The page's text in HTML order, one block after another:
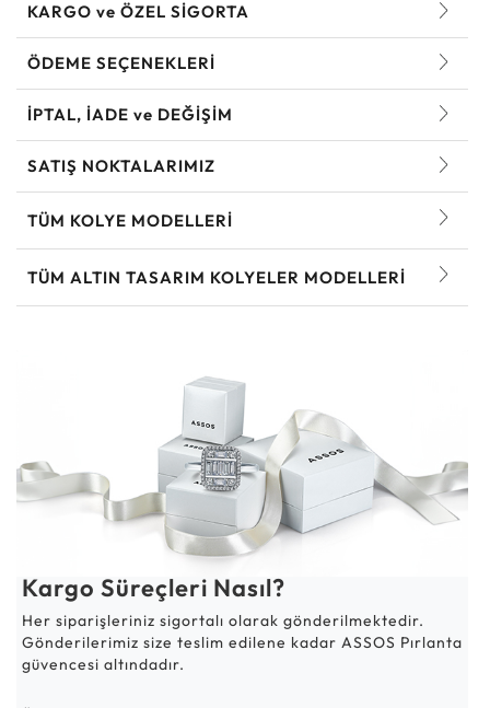
KARGO ve ÖZEL SİGORTA
ÖDEME SEÇENEKLERİ
İPTAL, İADE ve DEĞİŞİM
SATIŞ NOKTALARIMIZ
TÜM KOLYE MODELLERI
TÜM ALTIN TASARIM KOLYELER MODELLERI
Kargo Süreçleri Nasıl?
Her siparişleriniz sigortalı olarak gönderilmektedir.
Gönderilerimiz size teslim edilene kadar ASSOS Pırlanta
güvencesi altındadır.